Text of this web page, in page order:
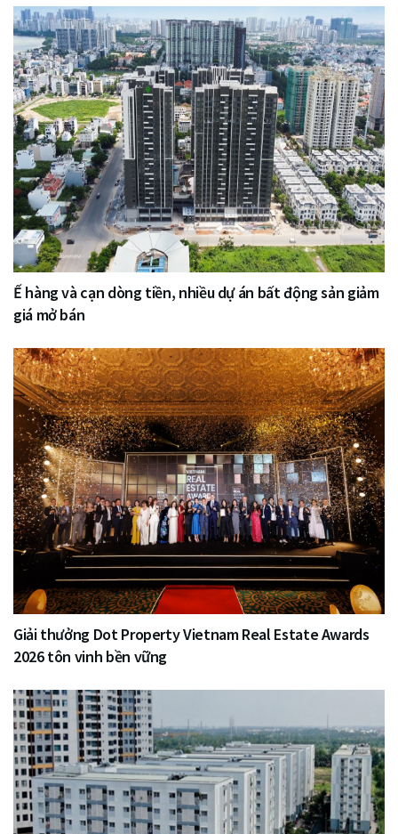
Ế hàng và cạn dòng tiền, nhiều dự án bất động sản giảm
giá mở bán
Giải thưởng Dot Property Vietnam Real Estate Awards
2026 tôn vinh bền vững